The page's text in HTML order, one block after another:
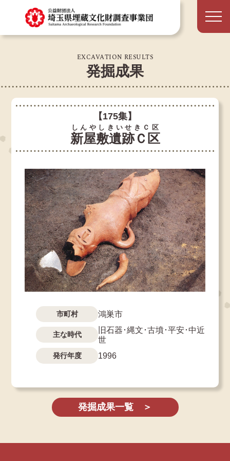
EXCAVATION RESULTS
発掘成果
【175集】
新屋敷遺跡Ｃ区
しんやしきいせきＣ区
市町村 鴻巣市
主な時代
旧石器･縄文･古墳･平安･中近
世
発行年度 1996
発掘成果一覧 ＞